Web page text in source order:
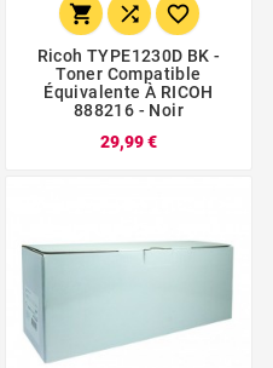
  
Ricoh TYPE1230D BK -
Toner Compatible
Équivalente À RICOH
888216 - Noir
29,99 €